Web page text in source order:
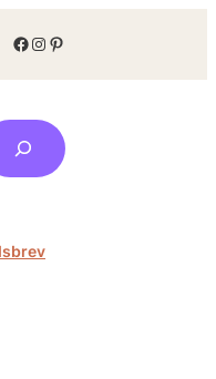
Facebook
Instagram
Pinterest